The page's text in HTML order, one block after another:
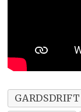
GARDSDRIFT